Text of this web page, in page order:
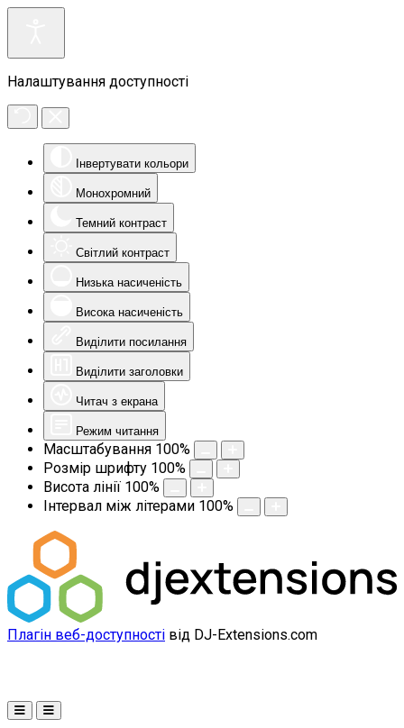
Налаштування доступності
Інвертувати кольори
Монохромний
Темний контраст
Світлий контраст
Низька насиченість
Висока насиченість
Виділити посилання
Виділити заголовки
Читач з екрана
Режим читання
Масштабування 100%
Розмір шрифту 100%
Висота лінії 100%
Інтервал між літерами 100%
Плагін веб-доступності від DJ-Extensions.com